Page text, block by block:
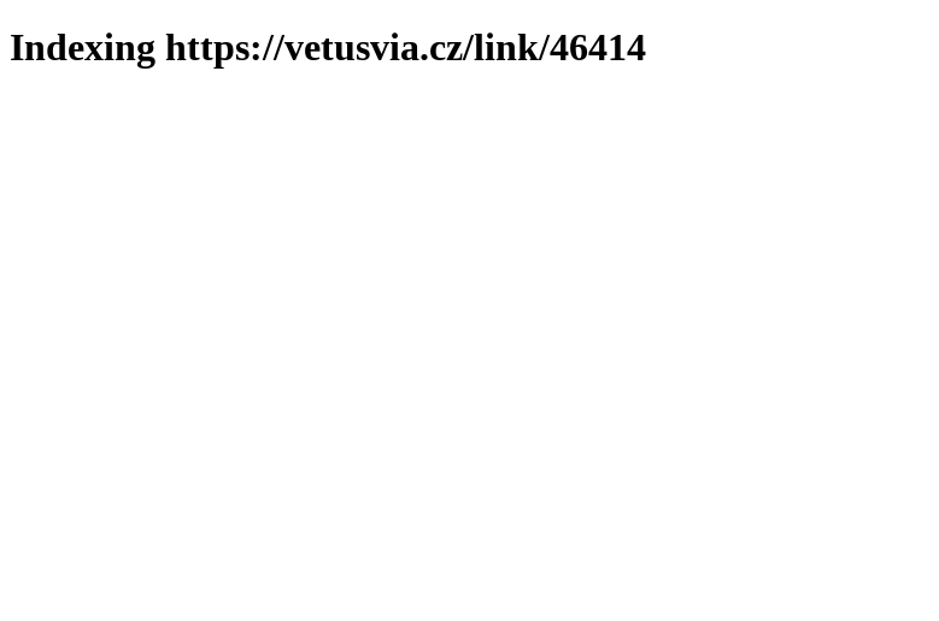
Indexing https://vetusvia.cz/link/46414